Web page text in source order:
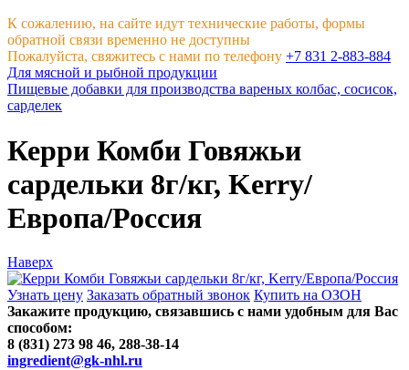
К сожалению, на сайте идут технические работы, формы
обратной связи временно не доступны
Пожалуйста, свяжитесь с нами по телефону +7 831 2-883-884
Для мясной и рыбной продукции
Пищевые добавки для производства вареных колбас, сосисок,
сарделек
Керри Комби Говяжьи
сардельки 8г/кг, Kerry/
Европа/Россия
Наверх
Узнать цену Заказать обратный звонок Купить на ОЗОН
Закажите продукцию, связавшись с нами удобным для Вас
способом:
8 (831) 273 98 46, 288-38-14
ingredient@gk-nhl.ru